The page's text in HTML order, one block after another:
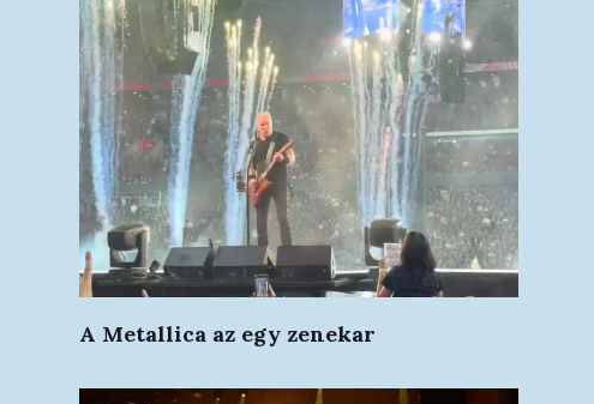
A Metallica az egy zenekar